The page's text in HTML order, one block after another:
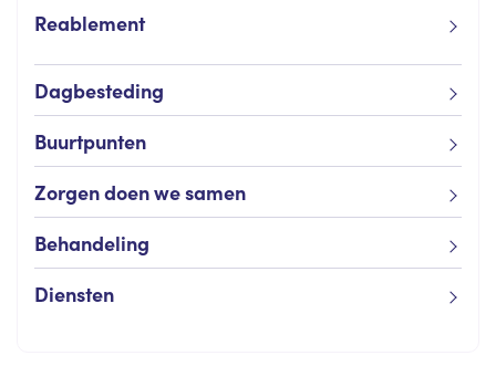
Reablement
Dagbesteding
Buurtpunten
Zorgen doen we samen
Behandeling
Diensten